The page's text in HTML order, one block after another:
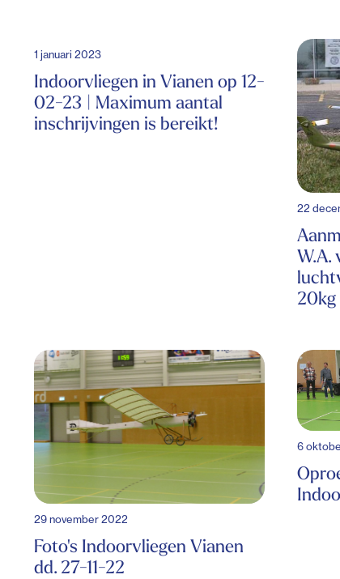
1 januari 2023
Indoorvliegen in Vianen op 12-
02-23 | Maximum aantal
inschrijvingen is bereikt!
22
W.A.
20kg
29 november 2022
Foto's Indoorvliegen Vianen
dd. 27-11-22
6